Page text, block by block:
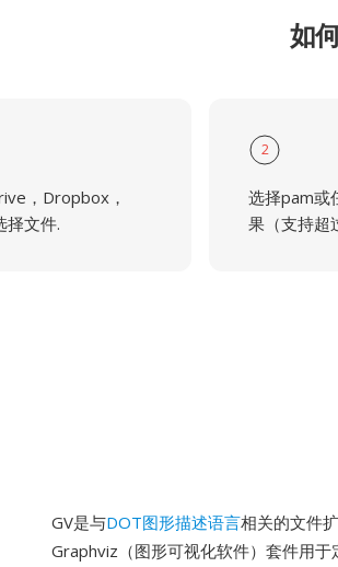
如
，Dropbox，
择文件.
2
选择pam或
果（支持超
GV是与DOT图形描述语言相关的文件
Graphviz（图形可视化软件）套件用